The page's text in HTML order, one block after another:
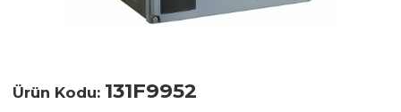
Ürün Kodu: 131F9952